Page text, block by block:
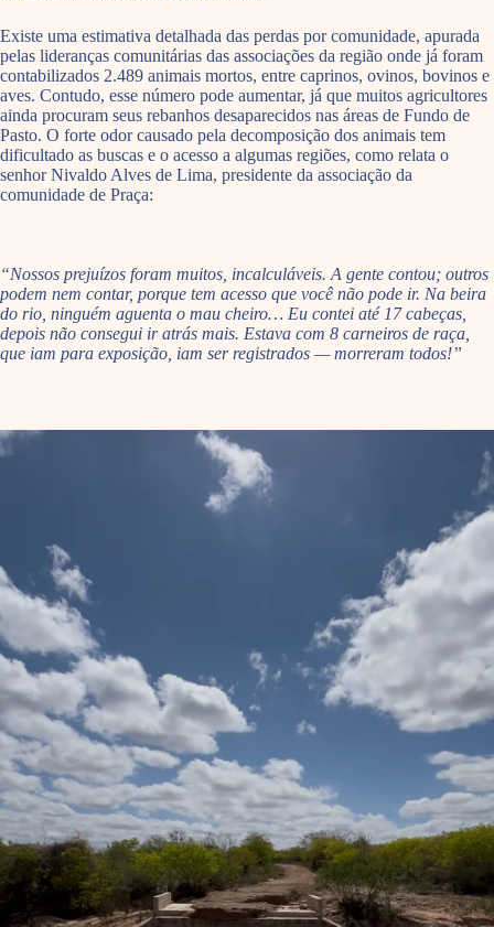
Existe uma estimativa detalhada das perdas por comunidade, apurada
pelas lideranças comunitárias das associações da região onde já foram
contabilizados 2.489 animais mortos, entre caprinos, ovinos, bovinos e
aves. Contudo, esse número pode aumentar, já que muitos agricultores
ainda procuram seus rebanhos desaparecidos nas áreas de Fundo de
Pasto. O forte odor causado pela decomposição dos animais tem
dificultado as buscas e o acesso a algumas regiões, como relata o
senhor Nivaldo Alves de Lima, presidente da associação da
comunidade de Praça:
“Nossos prejuízos foram muitos, incalculáveis. A gente contou; outros
podem nem contar, porque tem acesso que você não pode ir. Na beira
do rio, ninguém aguenta o mau cheiro… Eu contei até 17 cabeças,
depois não consegui ir atrás mais. Estava com 8 carneiros de raça,
que iam para exposição, iam ser registrados — morreram todos!”